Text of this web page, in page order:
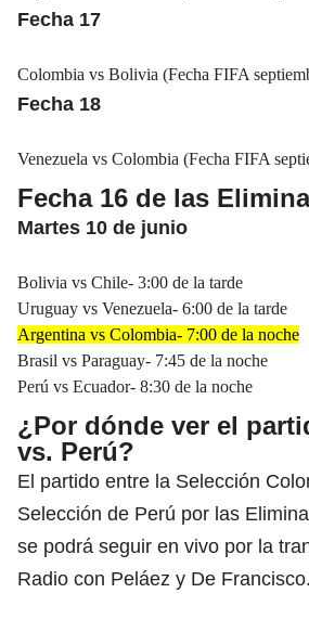
Fecha 17
Colombia vs Bolivia (Fecha FIFA
Fecha 18
Venezuela vs Colombia (Fecha FIFA
Fecha 16 de las
Martes 10 de junio
Bolivia vs Chile- 3:00 de la tarde
Uruguay vs Venezuela- 6:00 de la tarde
Argentina vs Colombia- 7:00 de la noche
Brasil vs Paraguay- 7:45 de la noche
Perú vs Ecuador- 8:30 de la noche
¿Por dónde ver el
vs. Perú?
El partido entre la Selección
Selección de Perú por las
se podrá seguir en vivo por la
Radio con Peláez y De Francisco.